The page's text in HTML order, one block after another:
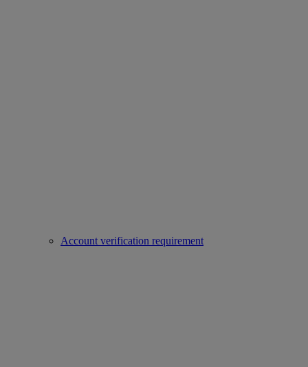
Account verification requirement